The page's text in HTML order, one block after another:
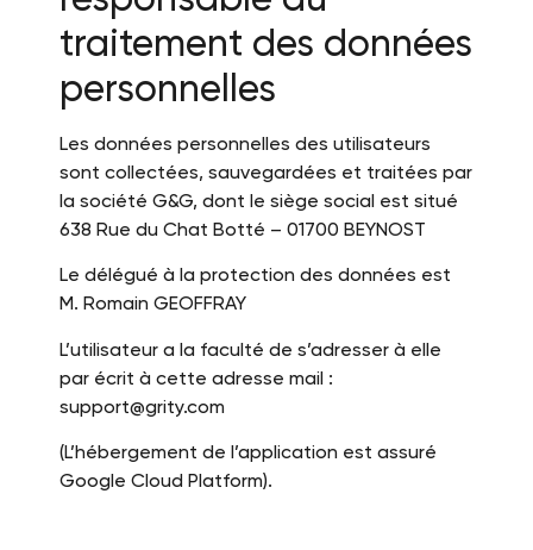
traitement des données
personnelles
Les données personnelles des utilisateurs
sont collectées, sauvegardées et traitées par
la société G&G, dont le siège social est situé
638 Rue du Chat Botté – 01700 BEYNOST
Le délégué à la protection des données est
M. Romain GEOFFRAY
L’utilisateur a la faculté de s’adresser à elle
par écrit à cette adresse mail :
support@grity.com
(L’hébergement de l’application est assuré
Google Cloud Platform).